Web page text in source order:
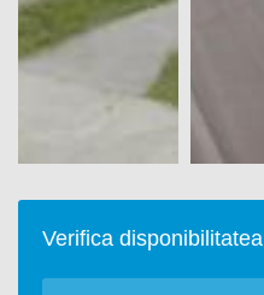
Verifica disponibilitatea